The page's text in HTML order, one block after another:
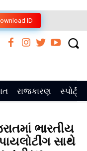
ID
રાજકારણ સ્પોર્ટ્સ
ભારતીય
સાથે